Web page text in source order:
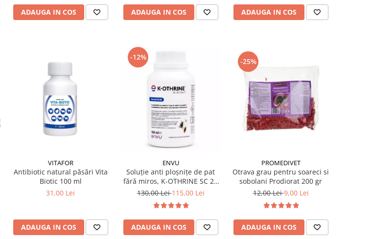
ADAUGA IN COS ADAUGA IN COS ADAUGA IN COS
VITAFOR
Antibiotic natural păsări Vita
Biotic 100 ml
31,00 Lei
ADAUGA IN COS
-12%
ENVU
Soluție anti ploșnițe de pat
fără miros, K-OTHRINE SC 25
Flow 100 ml
130,00 Lei115,00 Lei
ADAUGA IN COS
-25%
PROMEDIVET
Otrava grau pentru soareci si
sobolani Prodiorat 200 gr
12,00 Lei9,00 Lei
ADAUGA IN COS